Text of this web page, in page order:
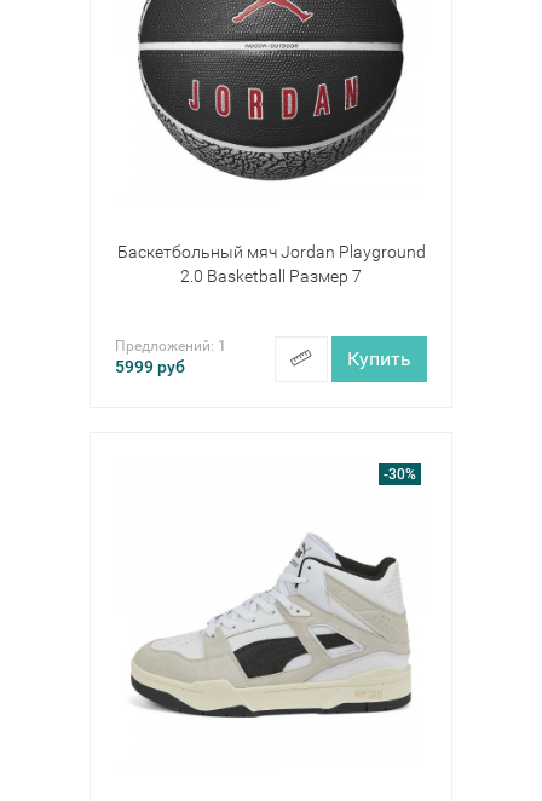
Баскетбольный мяч Jordan Playground
2.0 Basketball Размер 7
Предложений: 1
5999руб Купить
-30%